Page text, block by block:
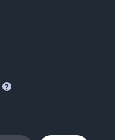
?